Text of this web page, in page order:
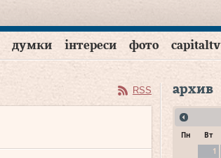
думки інтереси фото capitaltv
RSS архив
Пн Вт
1